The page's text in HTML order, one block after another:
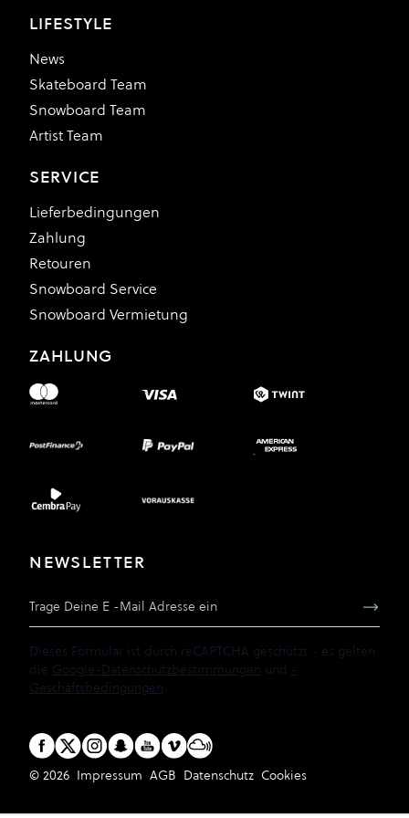
LIFESTYLE
News
Skateboard Team
Snowboard Team
Artist Team
SERVICE
Lieferbedingungen
Zahlung
Retouren
Snowboard Service
Snowboard Vermietung
ZAHLUNG
NEWSLETTER
Dieses Formular ist durch reCAPTCHA geschützt - es gelten
die Google-Datenschutzbestimmungen und -
Geschäftsbedingungen.
© 2026 Impressum AGB Datenschutz Cookies